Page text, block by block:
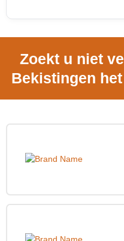
Zoekt u niet
Bekistingen